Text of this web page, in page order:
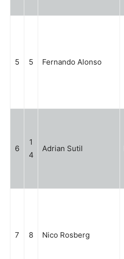
5 5 Fernando Alonso
6
1
4
Adrian Sutil
7 8 Nico Rosberg